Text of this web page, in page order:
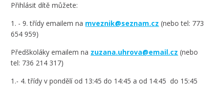
Přihlásit dítě můžete:
1. - 9. třídy emailem na mveznik@seznam.cz (nebo tel: 773
654 959)
Předškoláky emailem na zuzana.uhrova@email.cz (nebo
tel: 736 214 317)
1.- 4. třídy v pondělí od 13:45 do 14:45 a od 14:45 do 15:45